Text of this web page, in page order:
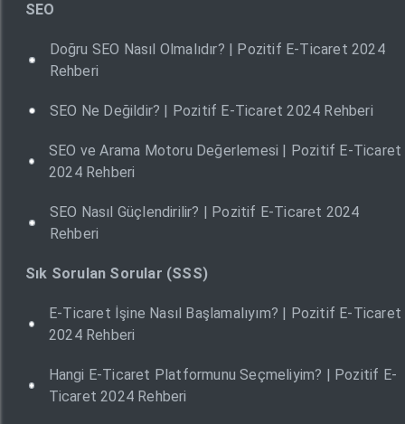
SEO
Doğru SEO Nasıl Olmalıdır? | Pozitif E-Ticaret 2024
Rehberi
SEO Ne Değildir? | Pozitif E-Ticaret 2024 Rehberi
SEO ve Arama Motoru Değerlemesi | Pozitif E-Ticaret
2024 Rehberi
SEO Nasıl Güçlendirilir? | Pozitif E-Ticaret 2024
Rehberi
Sık Sorulan Sorular (SSS)
E-Ticaret İşine Nasıl Başlamalıyım? | Pozitif E-Ticaret
2024 Rehberi
Hangi E-Ticaret Platformunu Seçmeliyim? | Pozitif E-
Ticaret 2024 Rehberi